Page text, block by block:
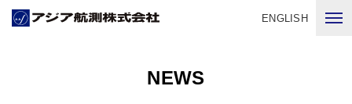
ENGLISH
NEWS